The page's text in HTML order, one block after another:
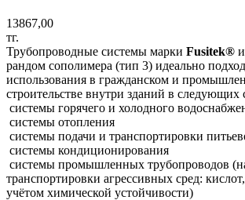
13867,00
тг.
Трубопроводные системы марки Fusitek®
рандом сополимера (тип 3) идеально
использования в гражданском и
строительстве внутри зданий в следующих
системы горячего и холодного
системы отопления
системы подачи и транспортировки
системы кондиционирования
системы промышленных трубопроводов
транспортировки агрессивных сред:
учётом химической устойчивости)